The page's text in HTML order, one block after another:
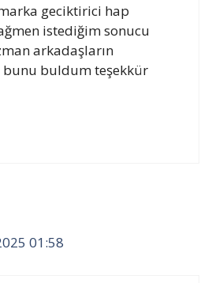
geciktirici hap
istediğim sonucu
arkadaşların
bunu buldum teşekkür
01:58